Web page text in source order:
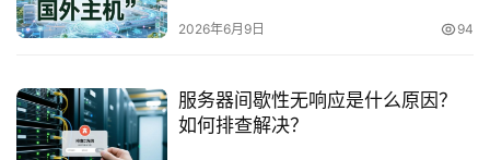
2026年6月9日 94
服务器间歇性无响应是什么原因？
如何排查解决？